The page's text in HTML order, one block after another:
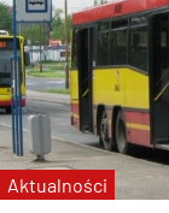
Aktualności